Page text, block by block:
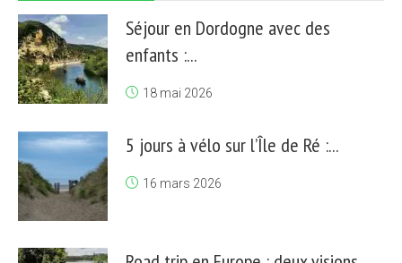
Séjour en Dordogne avec des
enfants :...
18 mai 2026
5 jours à vélo sur l’Île de Ré :...
16 mars 2026